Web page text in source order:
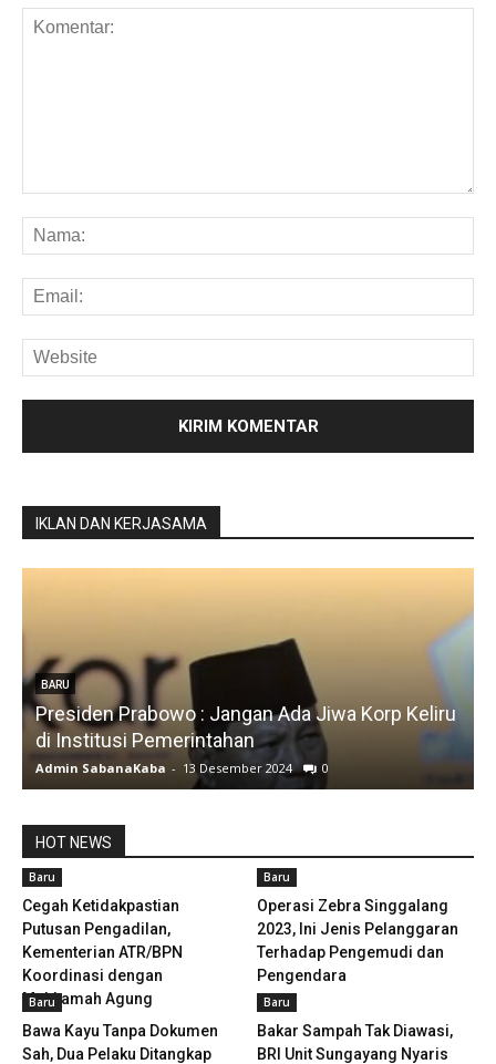
IKLAN DAN KERJASAMA
BARU
Presiden Prabowo : Jangan Ada Jiwa Korp Keliru
di Institusi Pemerintahan
Admin SabanaKaba - 13 Desember 2024 0
HOT NEWS
Baru
Cegah Ketidakpastian
Putusan Pengadilan,
Kementerian ATR/BPN
Koordinasi dengan
Mahkamah Agung
Baru
Operasi Zebra Singgalang
2023, Ini Jenis Pelanggaran
Terhadap Pengemudi dan
Pengendara
Baru
Bawa Kayu Tanpa Dokumen
Sah, Dua Pelaku Ditangkap
Baru
Bakar Sampah Tak Diawasi,
BRI Unit Sungayang Nyaris